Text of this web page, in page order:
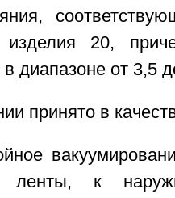
изделия 20,
диапазоне от 3,5
принято в
ленты, к